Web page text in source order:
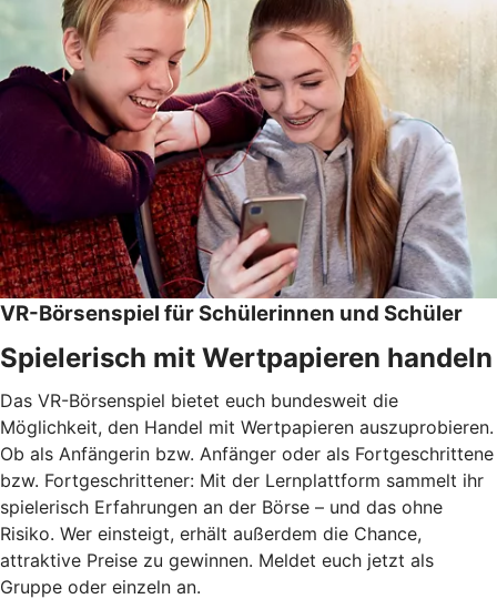
VR-Börsenspiel für Schülerinnen und Schüler
Spielerisch mit Wertpapieren handeln
Das VR-Börsenspiel bietet euch bundesweit die
Möglichkeit, den Handel mit Wertpapieren auszuprobieren.
Ob als Anfängerin bzw. Anfänger oder als Fortgeschrittene
bzw. Fortgeschrittener: Mit der Lernplattform sammelt ihr
spielerisch Erfahrungen an der Börse – und das ohne
Risiko. Wer einsteigt, erhält außerdem die Chance,
attraktive Preise zu gewinnen. Meldet euch jetzt als
Gruppe oder einzeln an.